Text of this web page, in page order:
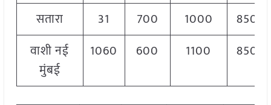
सतारा
31 700 1000
850
वाशी नई
मुंबई
1060 600 1100 850